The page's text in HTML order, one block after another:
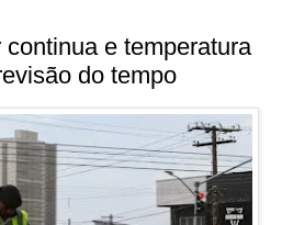
e temperatura
do tempo